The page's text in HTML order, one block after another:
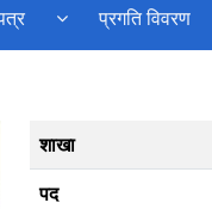
प्रगति विवरण
शाखा
पद